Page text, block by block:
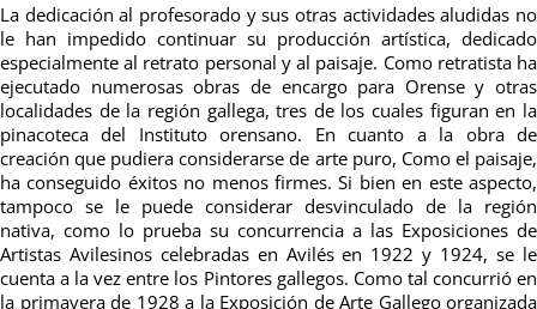
La dedicación al profesorado y sus otras actividades aludidas no
le han impedido continuar su producción artística, dedicado
especialmente al retrato personal y al paisaje. Como retratista ha
ejecutado numerosas obras de encargo para Orense y otras
localidades de la región gallega, tres de los cuales figuran en la
pinacoteca del Instituto orensano. En cuanto a la obra de
creación que pudiera considerarse de arte puro, Como el paisaje,
ha conseguido éxitos no menos firmes. Si bien en este aspecto,
tampoco se le puede considerar desvinculado de la región
nativa, como lo prueba su concurrencia a las Exposiciones de
Artistas Avilesinos celebradas en Avilés en 1922 y 1924, se le
cuenta a la vez entre los Pintores gallegos. Como tal concurrió en
la primavera de 1928 a la Exposición de Arte Gallego organizada